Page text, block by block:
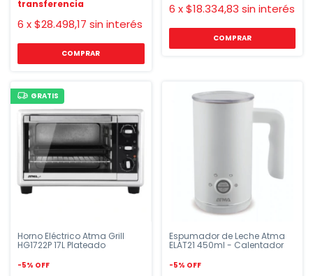
6 x$28.498,17 sin interés
COMPRAR
6 x$18.334,83 sin interés
GRATIS
Horno Eléctrico Atma Grill
HG1722P 17L Plateado
-5% OFF
Espumador de Leche Atma
ELAT21 450ml - Calentador
-5% OFF